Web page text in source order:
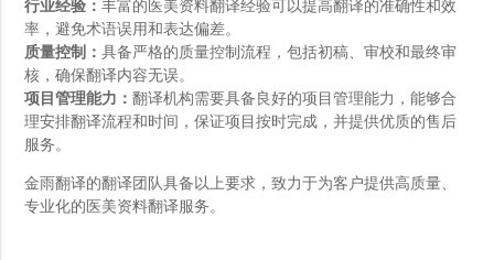
行业经验：丰富的医美资料翻译经验可以提高翻译的准确性和效
率，避免术语误用和表达偏差。
质量控制：具备严格的质量控制流程，包括初稿、审校和最终审
核，确保翻译内容无误。
项目管理能力：翻译机构需要具备良好的项目管理能力，能够合
理安排翻译流程和时间，保证项目按时完成，并提供优质的售后
服务。
金雨翻译的翻译团队具备以上要求，致力于为客户提供高质量、
专业化的医美资料翻译服务。